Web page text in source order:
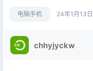
电脑手机 24年1月13日
chhyjyckw